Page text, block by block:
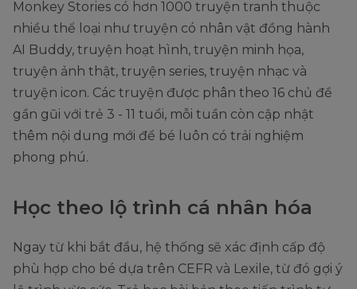
Monkey Stories có hơn 1000 truyện tranh thuộc
nhiều thể loại như truyện có nhân vật đồng hành
AI Buddy, truyện hoạt hình, truyện minh họa,
truyện ảnh thật, truyện series, truyện nhạc và
truyện icon. Các truyện được phân theo 16 chủ đề
gần gũi với trẻ 3 - 11 tuổi, mỗi tuần còn cập nhật
thêm nội dung mới để bé luôn có trải nghiệm
phong phú.
Học theo lộ trình cá nhân hóa
Ngay từ khi bắt đầu, hệ thống sẽ xác định cấp độ
phù hợp cho bé dựa trên CEFR và Lexile, từ đó gợi ý